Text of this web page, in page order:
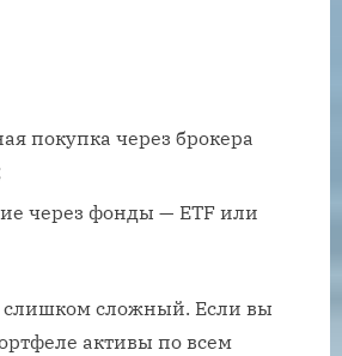
покупка через брокера
через фонды — ETF или
сложный. Если вы
активы по всем